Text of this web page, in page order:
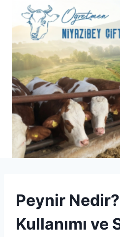
UNCATEGORIZED
Peynir
Kullanımı ve